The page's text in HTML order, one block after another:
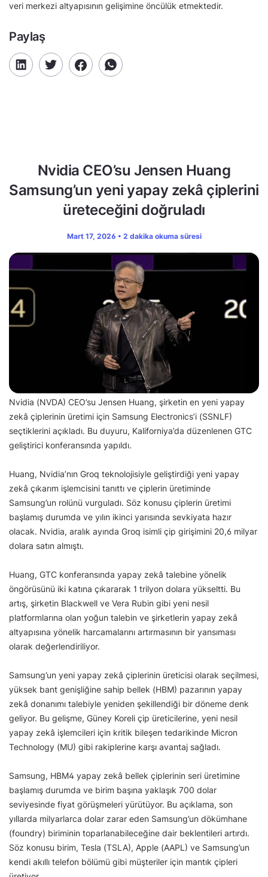
veri merkezi altyapısının gelişimine öncülük etmektedir.
Paylaş
Nvidia CEO’su Jensen Huang
Samsung’un yeni yapay zekâ çiplerini
üreteceğini doğruladı
Mart 17, 2026 • 2 dakika okuma süresi
Nvidia (NVDA) CEO’su Jensen Huang, şirketin en yeni yapay
zekâ çiplerinin üretimi için Samsung Electronics’i (SSNLF)
seçtiklerini açıkladı. Bu duyuru, Kaliforniya’da düzenlenen GTC
geliştirici konferansında yapıldı.
Huang, Nvidia’nın Groq teknolojisiyle geliştirdiği yeni yapay
zekâ çıkarım işlemcisini tanıttı ve çiplerin üretiminde
Samsung’un rolünü vurguladı. Söz konusu çiplerin üretimi
başlamış durumda ve yılın ikinci yarısında sevkiyata hazır
olacak. Nvidia, aralık ayında Groq isimli çip girişimini 20,6 milyar
dolara satın almıştı.
Huang, GTC konferansında yapay zekâ talebine yönelik
öngörüsünü iki katına çıkararak 1 trilyon dolara yükseltti. Bu
artış, şirketin Blackwell ve Vera Rubin gibi yeni nesil
platformlarına olan yoğun talebin ve şirketlerin yapay zekâ
altyapısına yönelik harcamalarını artırmasının bir yansıması
olarak değerlendiriliyor.
Samsung’un yeni yapay zekâ çiplerinin üreticisi olarak seçilmesi,
yüksek bant genişliğine sahip bellek (HBM) pazarının yapay
zekâ donanımı talebiyle yeniden şekillendiği bir döneme denk
geliyor. Bu gelişme, Güney Koreli çip üreticilerine, yeni nesil
yapay zekâ işlemcileri için kritik bileşen tedarikinde Micron
Technology (MU) gibi rakiplerine karşı avantaj sağladı.
Samsung, HBM4 yapay zekâ bellek çiplerinin seri üretimine
başlamış durumda ve birim başına yaklaşık 700 dolar
seviyesinde fiyat görüşmeleri yürütüyor. Bu açıklama, son
yıllarda milyarlarca dolar zarar eden Samsung’un dökümhane
(foundry) biriminin toparlanabileceğine dair beklentileri artırdı.
Söz konusu birim, Tesla (TSLA), Apple (AAPL) ve Samsung’un
kendi akıllı telefon bölümü gibi müşteriler için mantık çipleri